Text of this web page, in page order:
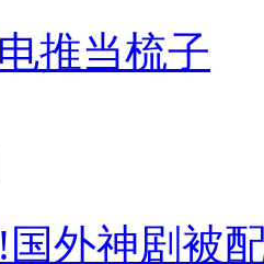
推当梳子
外神剧被